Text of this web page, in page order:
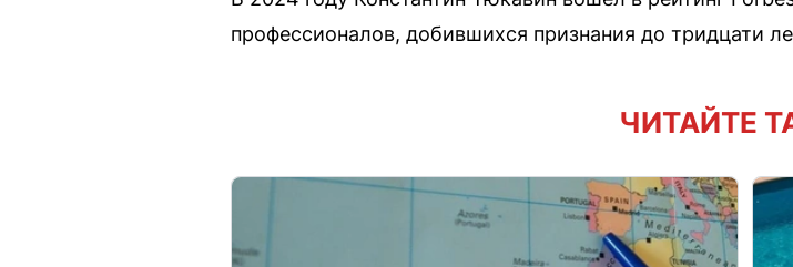
профессионалов, добившихся признания до тридцати
ЧИТАЙТЕ